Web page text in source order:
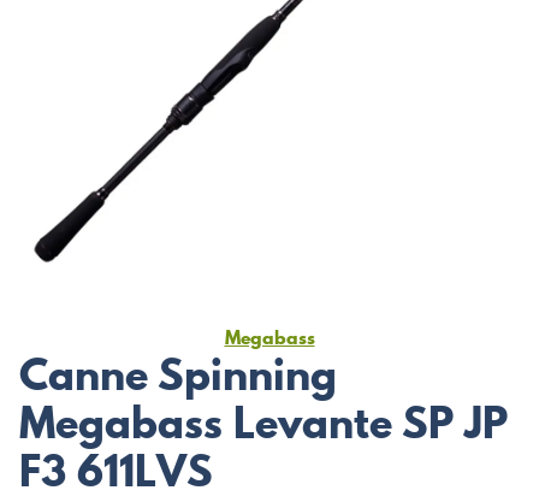
Megabass
Canne Spinning
Megabass Levante SP JP
F3 611LVS